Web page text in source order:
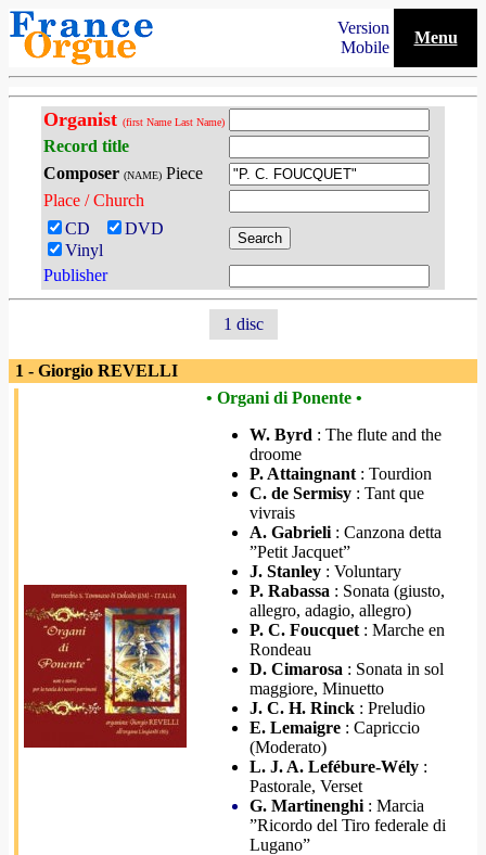
Version
Mobile
Menu
Organist (first Name Last Name)
Record title
Composer (NAME) Piece
Place / Church
CD
DVD
Vinyl
Publisher
1 disc
1 - Giorgio REVELLI
• Organi di Ponente •
W. Byrd : The flute and the
droome
P. Attaingnant : Tourdion
C. de Sermisy : Tant que
vivrais
A. Gabrieli : Canzona detta
”Petit Jacquet”
J. Stanley : Voluntary
P. Rabassa : Sonata (giusto,
allegro, adagio, allegro)
P. C. Foucquet : Marche en
Rondeau
D. Cimarosa : Sonata in sol
maggiore, Minuetto
J. C. H. Rinck : Preludio
E. Lemaigre : Capriccio
(Moderato)
L. J. A. Lefébure-Wély :
Pastorale, Verset
G. Martinenghi : Marcia
”Ricordo del Tiro federale di
Lugano”